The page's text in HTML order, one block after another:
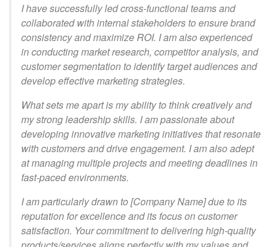
I have successfully led cross-functional teams and
collaborated with internal stakeholders to ensure brand
consistency and maximize ROI. I am also experienced
in conducting market research, competitor analysis, and
customer segmentation to identify target audiences and
develop effective marketing strategies.
What sets me apart is my ability to think creatively and
my strong leadership skills. I am passionate about
developing innovative marketing initiatives that resonate
with customers and drive engagement. I am also adept
at managing multiple projects and meeting deadlines in
fast-paced environments.
I am particularly drawn to [Company Name] due to its
reputation for excellence and its focus on customer
satisfaction. Your commitment to delivering high-quality